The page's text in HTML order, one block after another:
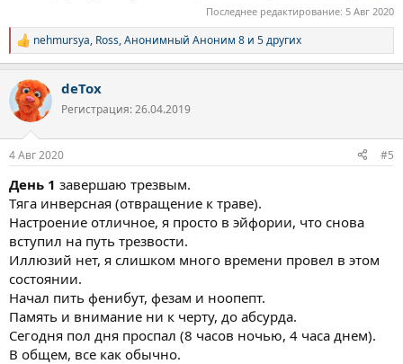
Последнее редактирование: 5 Авг 2020
Р
е
к
ц
и
nehmursya, Ross,Анонимный Аноним 8 и 5 других
deTox
Регистрация: 26.04.2019
4 Авг 2020 #5
День 1 завершаю трезвым.
Тяга инверсная (отвращение к траве).
Настроение отличное, я просто в эйфории, что снова
вступил на путь трезвости.
Иллюзий нет, я слишком много времени провел в этом
состоянии.
Начал пить фенибут, фезам и ноопепт.
Память и внимание ни к черту, до абсурда.
Сегодня пол дня проспал (8 часов ночью, 4 часа днем).
В общем, все как обычно.